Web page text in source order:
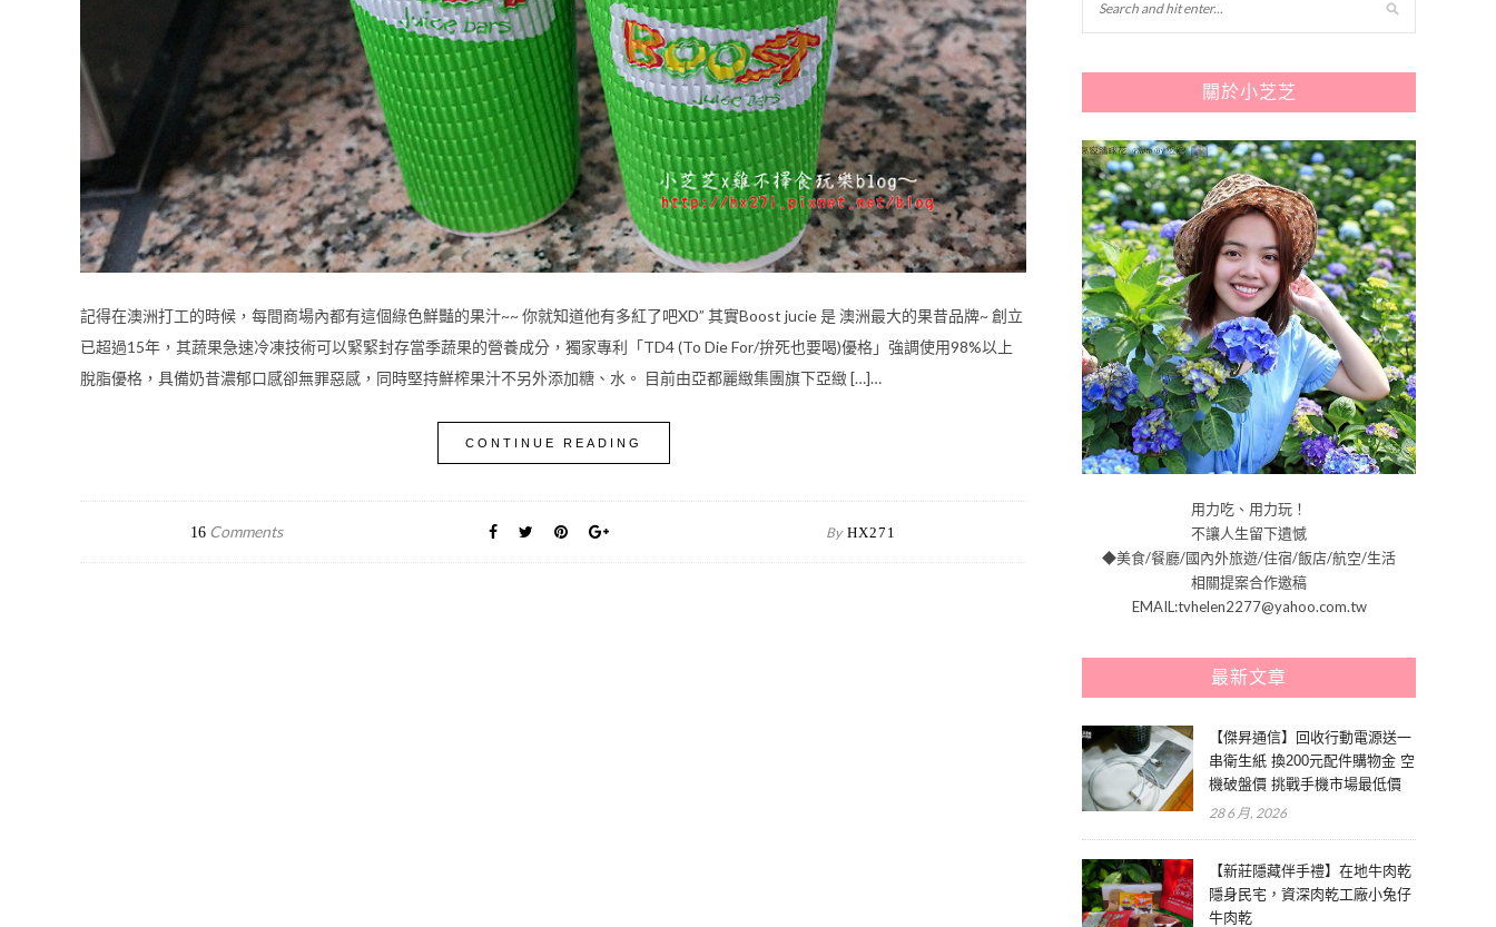
記得在澳洲打工的時候，每間商場內都有這個綠色鮮豔的果汁~~ 你就知道他有多紅了吧XD” 其實Boost jucie 是 澳洲最大的果昔品牌~ 創立
已超過15年，其蔬果急速冷凍技術可以緊緊封存當季蔬果的營養成分，獨家專利「TD4 (To Die For/拚死也要喝)優格」強調使用98%以上
脫脂優格，具備奶昔濃郁口感卻無罪惡感，同時堅持鮮榨果汁不另外添加糖、水。 目前由亞都麗緻集團旗下亞緻 […]…
CONTINUE READING
16Comments By HX271
關於小芝芝
用力吃、用力玩！
不讓人生留下遺憾
◆美食/餐廳/國內外旅遊/住宿/飯店/航空/生活
相關提案合作邀稿
EMAIL:tvhelen2277@yahoo.com.tw
最新文章
【傑昇通信】回收行動電源送一
串衛生紙 換200元配件購物金 空
機破盤價 挑戰手機市場最低價
28 6 月, 2026
【新莊隱藏伴手禮】在地牛肉乾
隱身民宅，資深肉乾工廠小兔仔
牛肉乾